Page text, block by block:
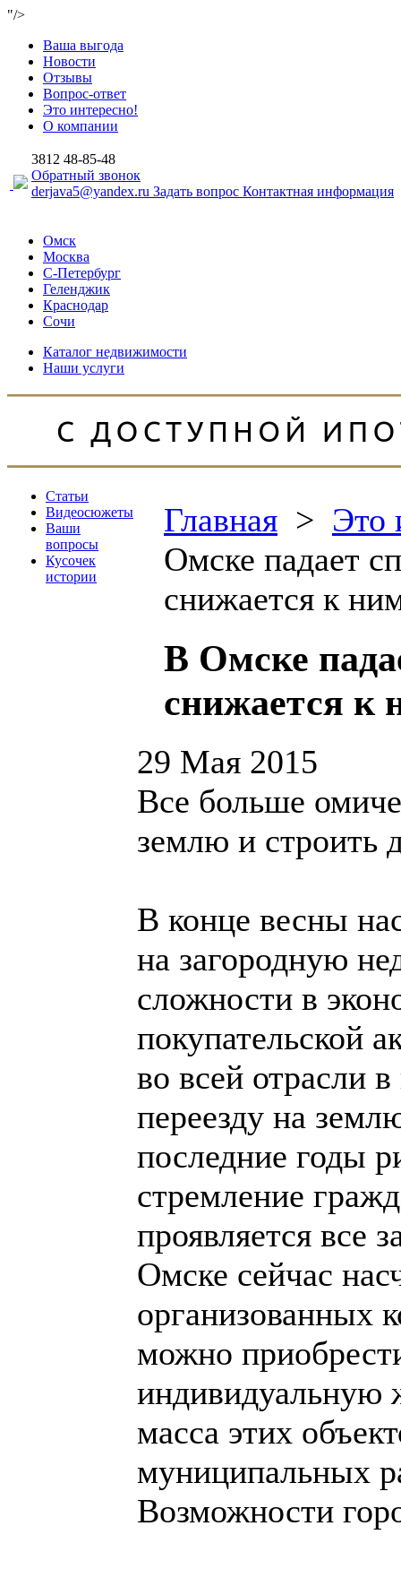
"/>
Ваша выгода
Новости
Отзывы
Вопрос-ответ
Это интересно!
О компании
3812 48-85-48
Обратный звонок
derjava5@yandex.ru Задать вопрос Контактная информация
Омск
Москва
С-Петербург
Геленджик
Краснодар
Сочи
Каталог недвижимости
Наши услуги
Статьи
Видеосюжеты
Ваши
вопросы
Кусочек
истории
Главная > Это
Омске падает
снижается к
В Омске
снижается к
29 Мая 2015
Все больше
землю и строить
В конце весны
на загородную
сложности в
покупательской
во всей отрасли
переезду на
последние годы
стремление
проявляется все
Омске сейчас
организованных
можно
индивидуальную
масса этих
муниципальных
Возможности